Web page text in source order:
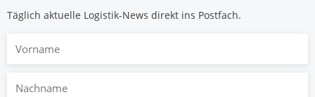
Täglich aktuelle Logistik-News direkt ins Postfach.
Nachname